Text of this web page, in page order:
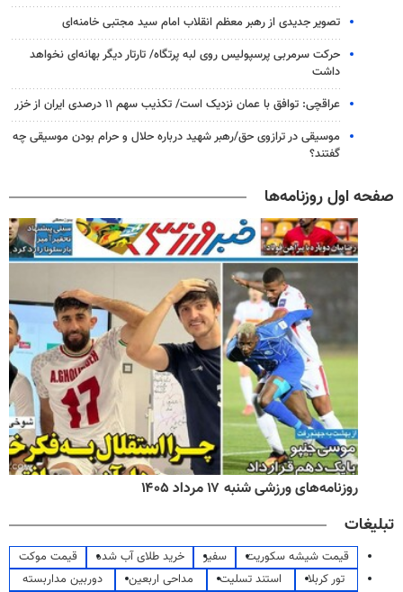
تصویر جدیدی از رهبر معظم انقلاب امام سید مجتبی خامنه‌ای
حرکت سرمربی پرسپولیس روی لبه پرتگاه/ تارتار دیگر بهانه‌ای نخواهد
داشت
عراقچی: توافق با عمان نزدیک است/ تکذیب سهم ۱۱ درصدی ایران از خزر
موسیقی در ترازوی حق/رهبر شهید درباره حلال و حرام بودن موسیقی چه
گفتند؟
صفحه اول روزنامه‌ها
روزنامه‌های ورزشی شنبه ۱۷ مرداد ۱۴۰۵
تبلیغات
قیمت شیشه سکوریت سفیر خرید طلای آب شده
قیمت موکت
تور کربلا
استند تسلیت مداحی اربعین
دوربین مداربسته